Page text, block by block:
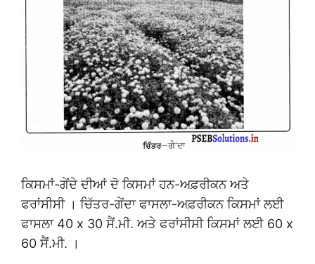
ਕਿਸਮਾਂ-ਗੇਂਦੇ ਦੀਆਂ ਦੋ ਕਿਸਮਾਂ ਹਨ-ਅਫ਼ਰੀਕਨ ਅਤੇ
ਫਰਾਂਸੀਸੀ । ਚਿੱਤਰ-ਗੇਂਦਾ ਫਾਸਲਾ-ਅਫ਼ਰੀਕਨ ਕਿਸਮਾਂ ਲਈ
ਫਾਸਲਾ 40 x 30 ਸੈਂ.ਮੀ. ਅਤੇ ਫਰਾਂਸੀਸੀ ਕਿਸਮਾਂ ਲਈ 60 x
60 ਸੈਂ.ਮੀ. ।